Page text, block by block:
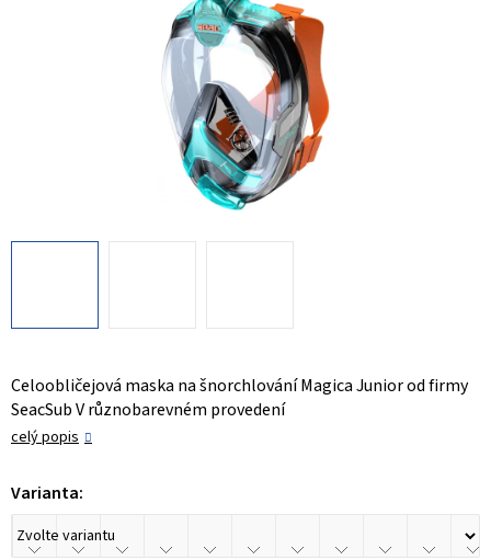
Celoobličejová maska na šnorchlování Magica Junior od firmy
SeacSub V různobarevném provedení
celý popis
Varianta: